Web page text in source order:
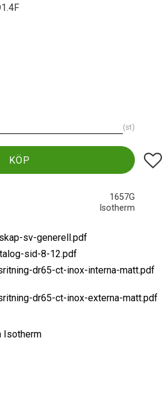
st
KÖP Lägg
1657G
Isotherm
sv-generell.pdf
sid-8-12.pdf
dr65-ct-inox-interna-matt.pdf
dr65-ct-inox-externa-matt.pdf
Isotherm